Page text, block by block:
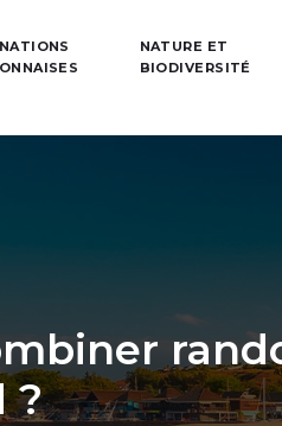
NATURE ET
BIODIVERSITÉ
?